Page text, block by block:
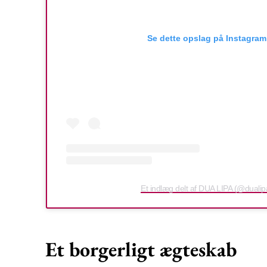
Se dette opslag på Instagram
Et indlæg delt af DUA LIPA
Et borgerligt ægteskab